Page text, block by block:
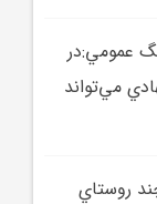
عمومي:در
مي‌تواند
روستاي